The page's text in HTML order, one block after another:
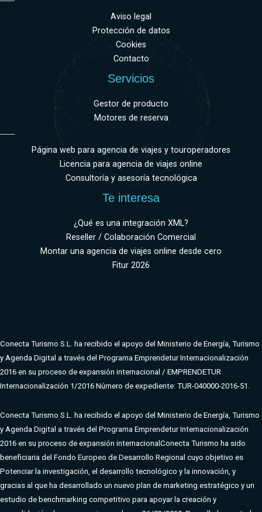
Aviso legal
Protección de datos
Cookies
Contacto
Servicios
Gestor de producto
Motores de reserva
Página web para agencia de viajes y touroperadores
Licencia para agencia de viajes online
Consultoría y asesoría tecnológica
Te interesa
¿Qué es una integración XML?
Reseller / Colaboración Comercial
Montar una agencia de viajes online desde cero
Fitur 2026
Conecta Turismo S.L. ha recibido el apoyo del Ministerio de Energía, Turismo
y Agenda Digital a través del Programa Emprendetur Internacionalización
2016 en su proceso de expansión internacional / EMPRENDETUR
Internacionalización 1/2016 Número de expediente: TUR-040000-2016-51.
Conecta Turismo S.L. ha recibido el apoyo del Ministerio de Energía, Turismo
y Agenda Digital a través del Programa Emprendetur Internacionalización
2016 en su proceso de expansión internacionalConecta Turismo ha sido
beneficiaria del Fondo Europeo de Desarrollo Regional cuyo objetivo es
Potenciar la investigación, el desarrollo tecnológico y la innovación, y
gracias al que ha desarrollado un nuevo plan de marketing estratégico y un
estudio de benchmarking competitivo para apoyar la creación y